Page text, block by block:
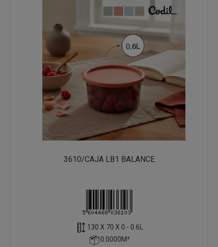
3610/CAJA LB1 BALANCE
130 X 70 X 0 - 0.6L
0.0000M³